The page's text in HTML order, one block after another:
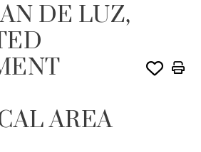
DE LUZ,
AREA